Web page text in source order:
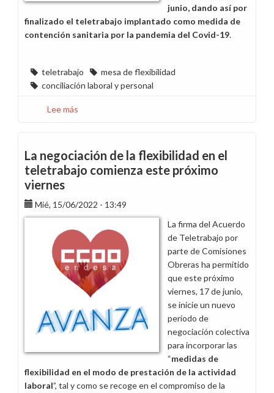
junio, dando así por
finalizado el teletrabajo implantado como medida de
contención sanitaria por la pandemia del Covid-19.
teletrabajo
mesa de flexibilidad
conciliación laboral y personal
Lee más
primera
propuesta
de
de
flexibilidad
en
teletrabajo
La negociación de la flexibilidad en el
teletrabajo comienza este próximo
viernes
Mié, 15/06/2022 - 13:49
La firma del Acuerdo
de Teletrabajo por
parte de Comisiones
Obreras ha permitido
que este próximo
viernes, 17 de junio,
se inicie un nuevo
período de
negociación colectiva
para incorporar las
“medidas de
flexibilidad en el modo de prestación de la actividad
laboral”, tal y como se recoge en el compromiso de la